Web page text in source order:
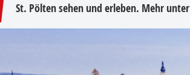
St. Pölten sehen und erleben. Mehr unter